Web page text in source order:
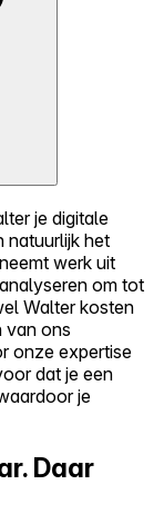
je digitale
natuurlijk het
werk uit
om tot
Walter kosten
van ons
onze expertise
dat je een
je
Daar